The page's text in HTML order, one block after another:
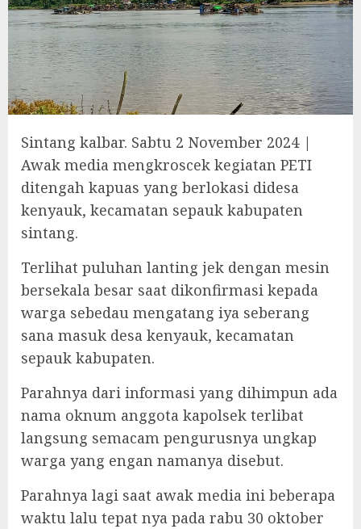
Sintang kalbar. Sabtu 2 November 2024 |
Awak media mengkroscek kegiatan PETI
ditengah kapuas yang berlokasi didesa
kenyauk, kecamatan sepauk kabupaten
sintang.
Terlihat puluhan lanting jek dengan mesin
bersekala besar saat dikonfirmasi kepada
warga sebedau mengatang iya seberang
sana masuk desa kenyauk, kecamatan
sepauk kabupaten.
Parahnya dari informasi yang dihimpun ada
nama oknum anggota kapolsek terlibat
langsung semacam pengurusnya ungkap
warga yang engan namanya disebut.
Parahnya lagi saat awak media ini beberapa
waktu lalu tepat nya pada rabu 30 oktober